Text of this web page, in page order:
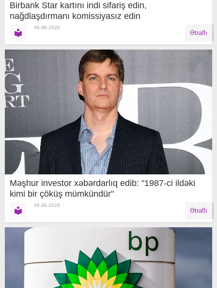
Birbank Star kartını indi sifariş edin,
nağdlaşdırmanı komissiyasız edin
06.08.2026
Ətraflı
Məşhur investor xəbərdarlıq edib: "1987-ci ildəki
kimi bir çöküş mümkündür"
06.08.2026
Ətraflı